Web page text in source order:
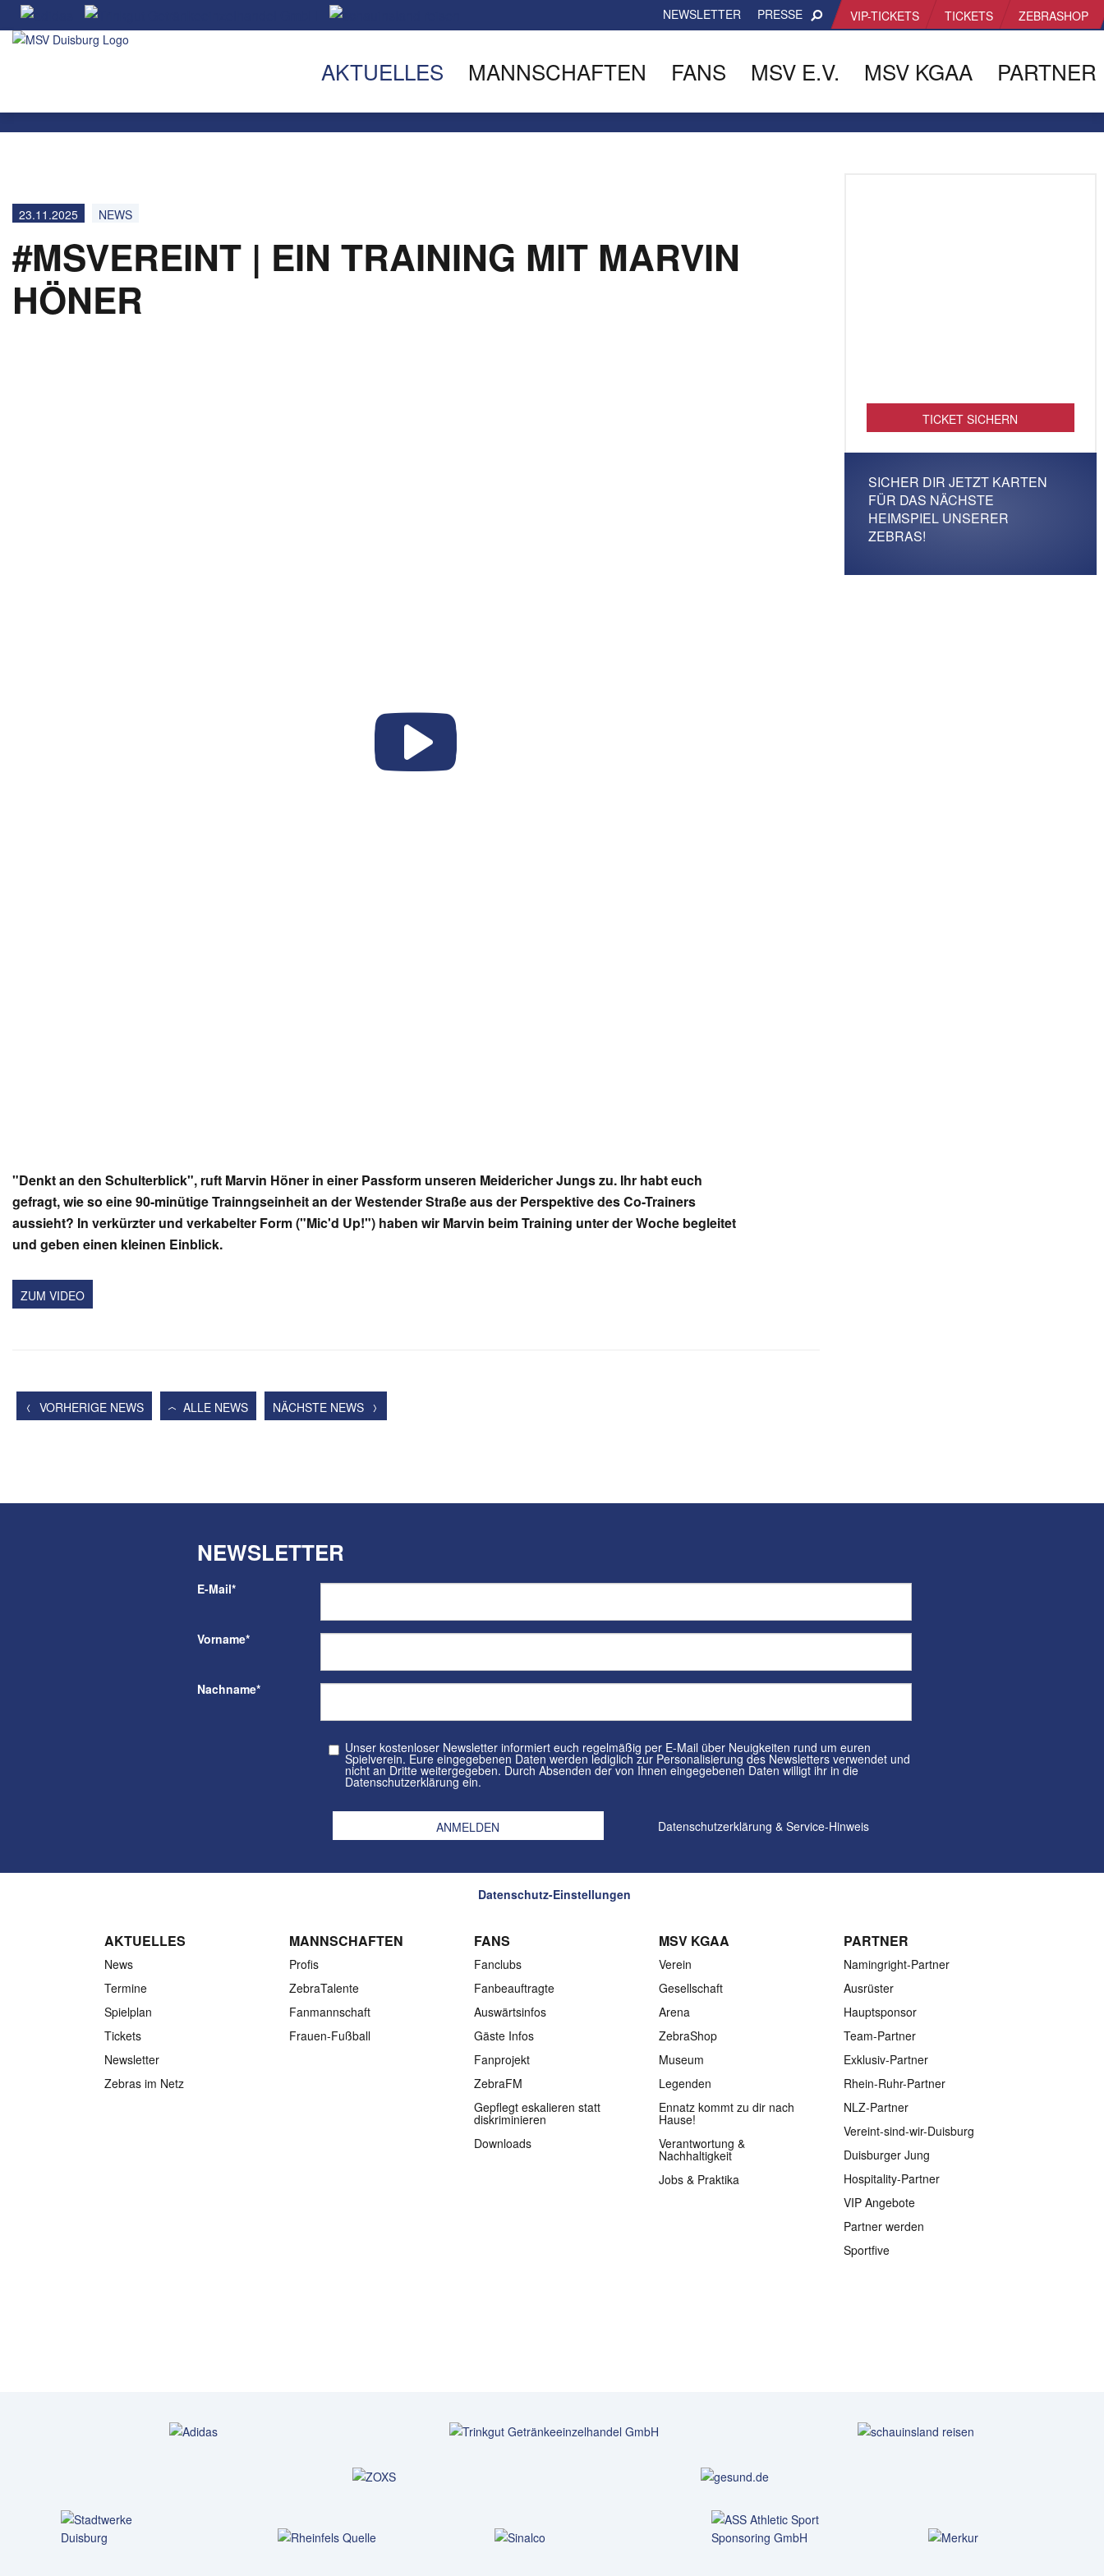
VIP-TICKETS TICKETS ZEBRASHOP
NEWSLETTER PRESSE
AKTUELLES MANNSCHAFTEN FANS MSV E.V. MSV KGAA PARTNER
23.11.2025 NEWS
#MSVEREINT | EIN TRAINING MIT MARVIN
HÖNER
"Denkt an den Schulterblick", ruft Marvin Höner in einer Passform unseren Meidericher Jungs zu. Ihr habt euch
gefragt, wie so eine 90-minütige Trainngseinheit an der Westender Straße aus der Perspektive des Co-Trainers
aussieht? In verkürzter und verkabelter Form ("Mic'd Up!") haben wir Marvin beim Training unter der Woche begleitet
und geben einen kleinen Einblick.
ZUM VIDEO
VORHERIGE NEWS ALLE NEWS NÄCHSTE NEWS
TICKET SICHERN
SICHER DIR JETZT KARTEN
FÜR DAS NÄCHSTE
HEIMSPIEL UNSERER
ZEBRAS!
NEWSLETTER
E-Mail*
Vorname*
Nachname*
Unser kostenloser Newsletter informiert euch regelmäßig per E-Mail über Neuigkeiten rund um euren
Spielverein. Eure eingegebenen Daten werden lediglich zur Personalisierung des Newsletters verwendet und
nicht an Dritte weitergegeben. Durch Absenden der von Ihnen eingegebenen Daten willigt ihr in die
Datenschutzerklärung ein.
Datenschutzerklärung & Service-Hinweis
Datenschutz-Einstellungen
AKTUELLES
News
Termine
Spielplan
Tickets
Newsletter
Zebras im Netz
MANNSCHAFTEN
Profis
ZebraTalente
Fanmannschaft
Frauen-Fußball
FANS
Fanclubs
Fanbeauftragte
Auswärtsinfos
Gäste Infos
Fanprojekt
ZebraFM
Gepflegt eskalieren statt
diskriminieren
Downloads
MSV KGAA
Verein
Gesellschaft
Arena
ZebraShop
Museum
Legenden
Ennatz kommt zu dir nach
Hause!
Verantwortung &
Nachhaltigkeit
Jobs & Praktika
PARTNER
Namingright-Partner
Ausrüster
Hauptsponsor
Team-Partner
Exklusiv-Partner
Rhein-Ruhr-Partner
NLZ-Partner
Vereint-sind-wir-Duisburg
Duisburger Jung
Hospitality-Partner
VIP Angebote
Partner werden
Sportfive